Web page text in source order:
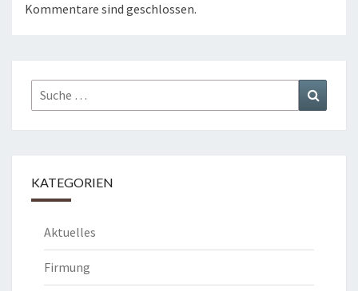
Kommentare sind geschlossen.
Suche
nach:
KATEGORIEN
Aktuelles
Firmung